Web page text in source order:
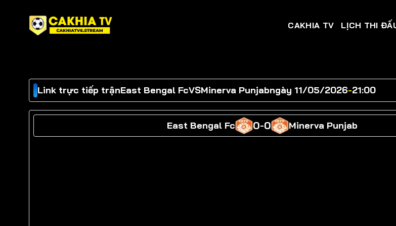
đến
nội
CAKHIA TV LỊCH THI
Link trực tiếp trậnEast Bengal FcVSMinerva Punjabngày 11/05/2026-21:00
East Bengal Fc 0-0 Minerva Punjab